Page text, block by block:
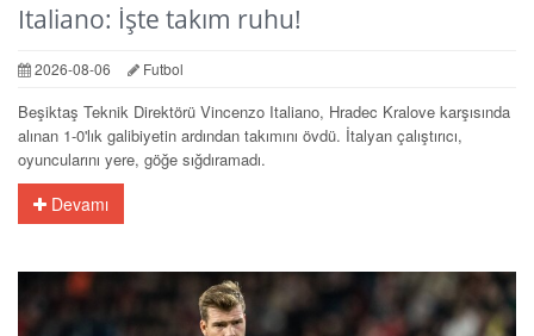
Italiano: İşte takım ruhu!
2026-08-06 Futbol
Beşiktaş Teknik Direktörü Vincenzo Italiano, Hradec Kralove karşısında
alınan 1-0'lık galibiyetin ardından takımını övdü. İtalyan çalıştırıcı,
oyuncularını yere, göğe sığdıramadı.
Devamı